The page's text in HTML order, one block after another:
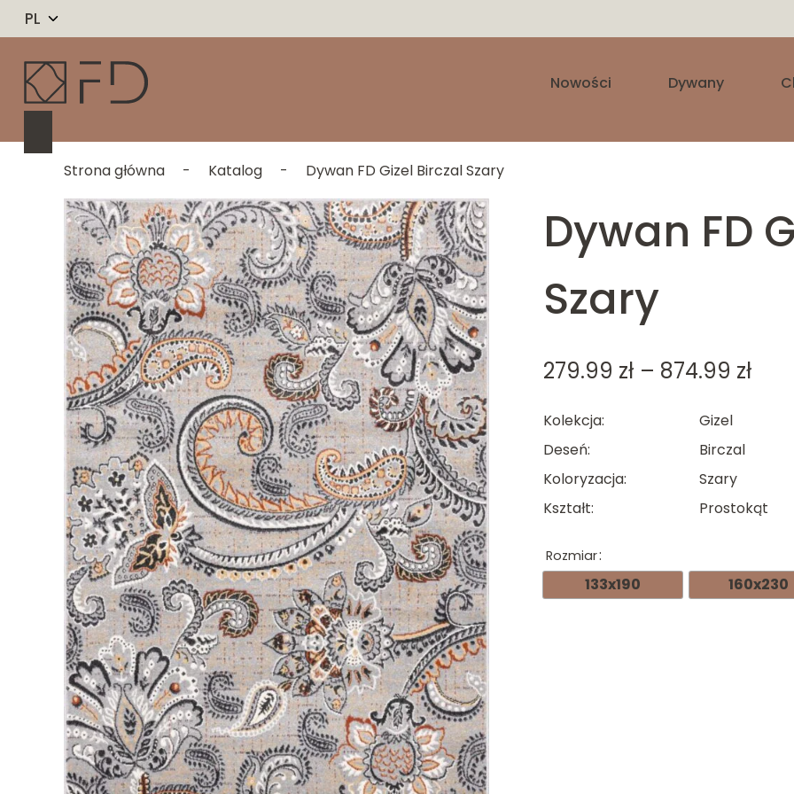
PL
Nowości Dywany
Strona główna - Katalog - Dywan FD Gizel Birczal Szary
Dywan FD
Szary
279.99 zł – 874.99 zł
do
Kolekcja
Gizel
Deseń
Birczal
Koloryzacja
Szary
Kształt
Prostokąt
Rozmiar
133x190 160x230